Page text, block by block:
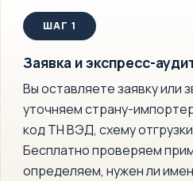
Заявка и экспресс-
Вы оставляете заявку или
уточняем страну-
код ТН ВЭД, схему
Бесплатно проверяем
определяем, нужен ли